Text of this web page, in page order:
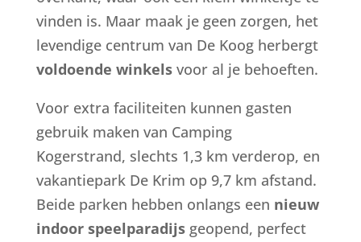
vinden is. Maar maak je geen zorgen, het
levendige centrum van De Koog herbergt
voldoende winkelsvoor al je behoeften.
Voor extra faciliteiten kunnen gasten
gebruik maken van Camping
Kogerstrand, slechts 1,3 km verderop, en
vakantiepark De Krim op 9,7 km afstand.
Beide parken hebben onlangs een nieuw
indoor speelparadijsgeopend, perfect